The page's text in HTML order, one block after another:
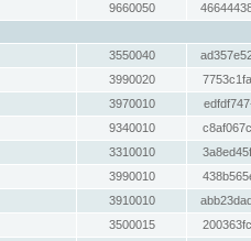
9660050
3550040
3990020
3970010
9340010
3310010
3990010
3910010
3500015